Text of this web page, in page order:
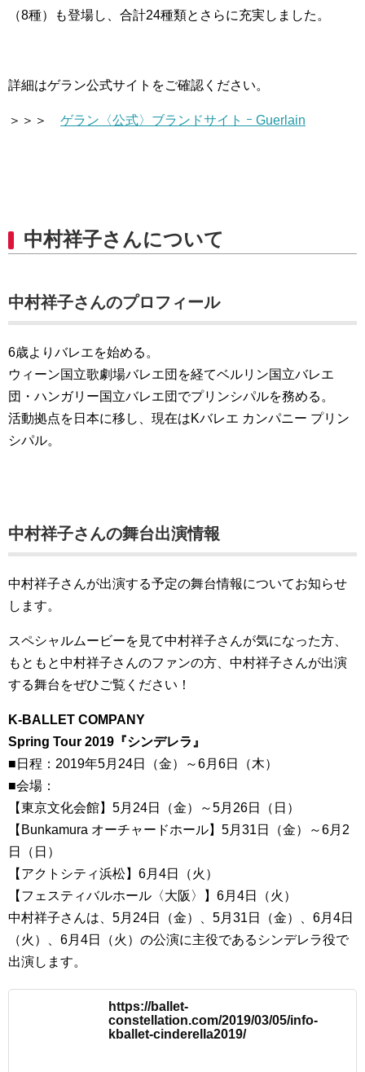
（8種）も登場し、合計24種類とさらに充実しました。
詳細はゲラン公式サイトをご確認ください。
＞＞＞ ゲラン〈公式〉ブランドサイト ｰ Guerlain
中村祥子さんについて
中村祥子さんのプロフィール
6歳よりバレエを始める。
ウィーン国立歌劇場バレエ団を経てベルリン国立バレエ
団・ハンガリー国立バレエ団でプリンシパルを務める。
活動拠点を日本に移し、現在はKバレエ カンパニー プリン
シパル。
中村祥子さんの舞台出演情報
中村祥子さんが出演する予定の舞台情報についてお知らせ
します。
スペシャルムービーを見て中村祥子さんが気になった方、
もともと中村祥子さんのファンの方、中村祥子さんが出演
する舞台をぜひご覧ください！
K-BALLET COMPANY
Spring Tour 2019『シンデレラ』
■日程：2019年5月24日（金）～6月6日（木）
■会場：
【東京文化会館】5月24日（金）～5月26日（日）
【Bunkamura オーチャードホール】5月31日（金）～6月2
日（日）
【アクトシティ浜松】6月4日（火）
【フェスティバルホール〈大阪〉】6月4日（火）
中村祥子さんは、5月24日（金）、5月31日（金）、6月4日
（火）、6月4日（火）の公演に主役であるシンデレラ役で
出演します。
https://ballet-
constellation.com/2019/03/05/info-
kballet-cinderella2019/